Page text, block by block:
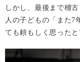
しかし、最後まで稽
人の子どもの「また7
ても頼もしく思ったと